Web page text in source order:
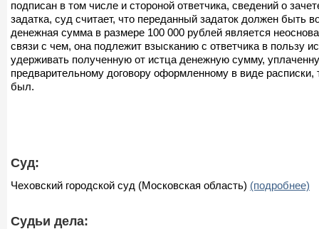
подписан в том числе и стороной ответчика, сведений о
задатка, суд считает, что переданный задаток должен быть
денежная сумма в размере 100 000 рублей является
связи с чем, она подлежит взысканию с ответчика в пользу
удерживать полученную от истца денежную сумму,
предварительному договору оформленному в виде расписки,
был.
Суд:
Чеховский городской суд (Московская область) (подробнее)
Судьи дела: